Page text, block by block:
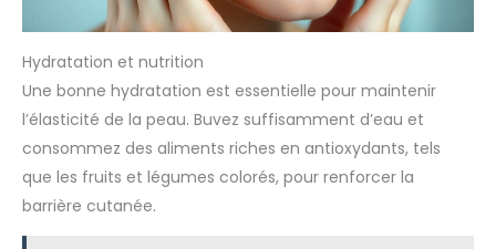
Hydratation et nutrition
Une bonne hydratation est essentielle pour maintenir
l’élasticité de la peau. Buvez suffisamment d’eau et
consommez des aliments riches en antioxydants, tels
que les fruits et légumes colorés, pour renforcer la
barrière cutanée.